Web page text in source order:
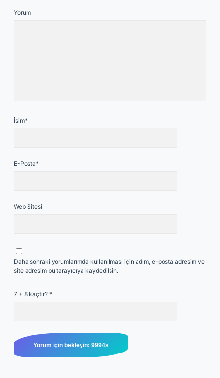
Yorum
İsim*
E-Posta*
Web Sitesi
Daha sonraki yorumlarımda kullanılması için adım, e-posta adresim ve
site adresim bu tarayıcıya kaydedilsin.
7 + 8 kaçtır? *